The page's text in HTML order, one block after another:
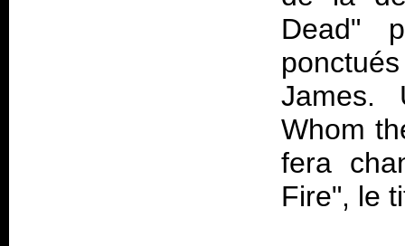
Dead"
James.
Whom
fera
Fire", le